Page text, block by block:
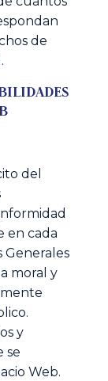
de
del
en cada
Generales
moral y
y
se
Web.